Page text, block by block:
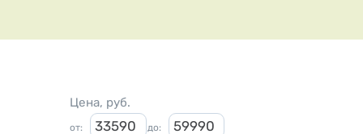
Цена, руб.
от: до: